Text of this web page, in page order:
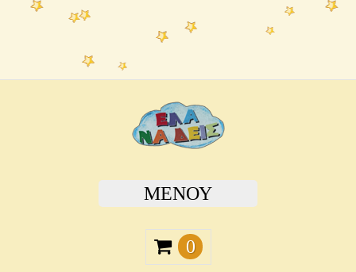
ΜΕΝΟΎ
0